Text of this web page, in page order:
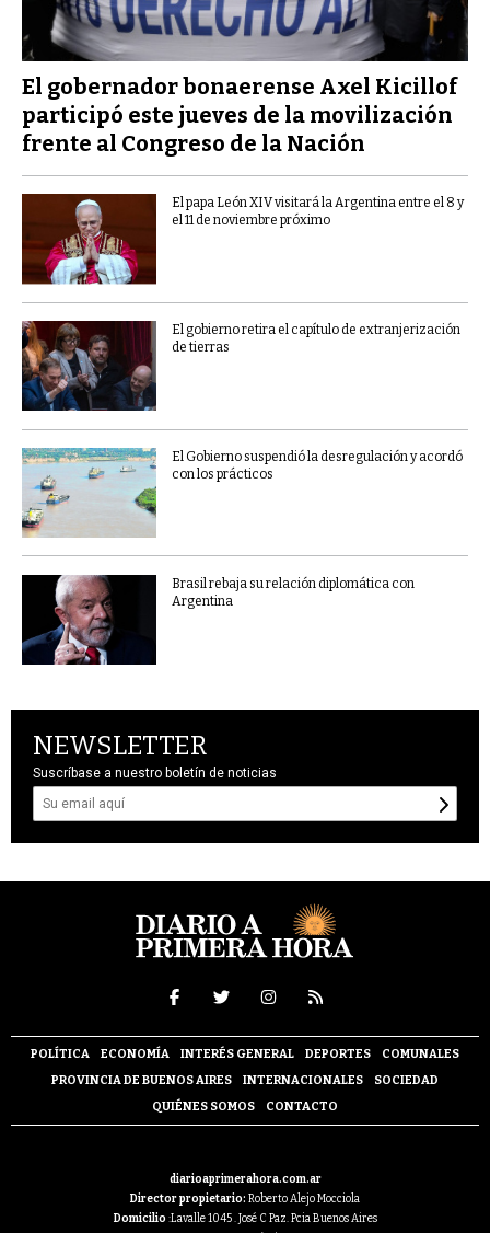
El gobernador bonaerense Axel Kicillof
participó este jueves de la movilización
frente al Congreso de la Nación
El papa León XIV visitará la Argentina entre el 8 y
el 11 de noviembre próximo
El gobierno retira el capítulo de extranjerización
de tierras
El Gobierno suspendió la desregulación y acordó
con los prácticos
Brasil rebaja su relación diplomática con
Argentina
NEWSLETTER
Suscríbase a nuestro boletín de noticias
POLÍTICA ECONOMÍA INTERÉS GENERAL DEPORTES
COMUNALES
PROVINCIA DE BUENOS AIRES
INTERNACIONALES
SOCIEDAD
QUIÉNES SOMOS
CONTACTO
diarioaprimerahora.com.ar
Director propietario: Roberto Alejo Mocciola
Domicilio :Lavalle 1045 . José C Paz. Pcia Buenos Aires